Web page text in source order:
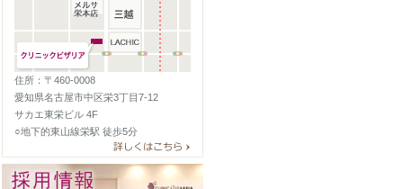
住所：〒460-0008
愛知県名古屋市中区栄3丁目7-12
サカエ東栄ビル 4F
○地下的東山線栄駅 徒歩5分